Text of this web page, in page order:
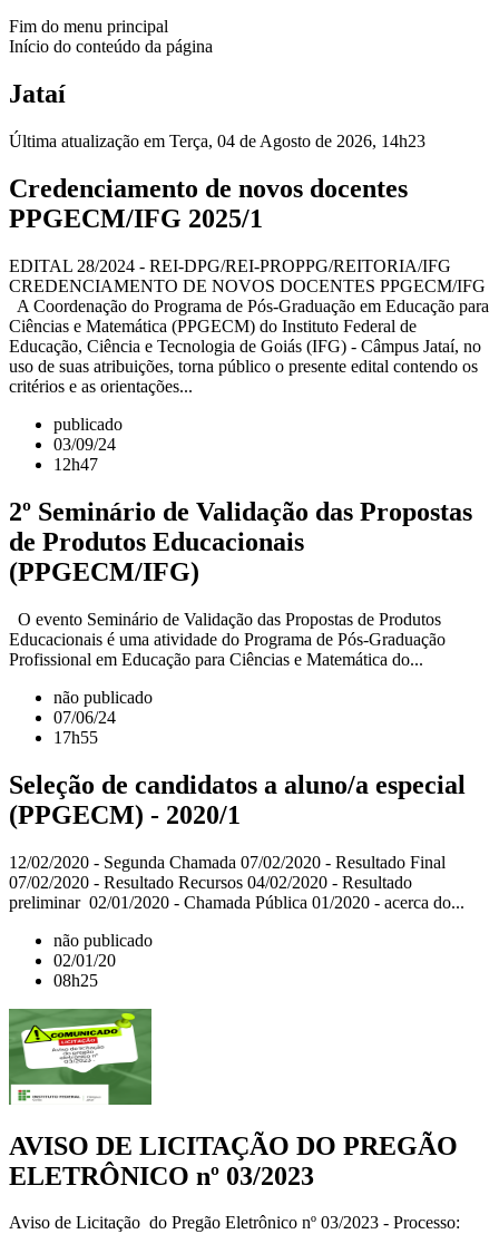
Fim do menu principal
Início do conteúdo da página
Jataí
Última atualização em Terça, 04 de Agosto de 2026, 14h23
Credenciamento de novos docentes
PPGECM/IFG 2025/1
EDITAL 28/2024 - REI-DPG/REI-PROPPG/REITORIA/IFG
CREDENCIAMENTO DE NOVOS DOCENTES PPGECM/IFG
A Coordenação do Programa de Pós-Graduação em Educação para
Ciências e Matemática (PPGECM) do Instituto Federal de
Educação, Ciência e Tecnologia de Goiás (IFG) - Câmpus Jataí, no
uso de suas atribuições, torna público o presente edital contendo os
critérios e as orientações...
publicado
03/09/24
12h47
2º Seminário de Validação das Propostas
de Produtos Educacionais
(PPGECM/IFG)
O evento Seminário de Validação das Propostas de Produtos
Educacionais é uma atividade do Programa de Pós-Graduação
Profissional em Educação para Ciências e Matemática do...
não publicado
07/06/24
17h55
Seleção de candidatos a aluno/a especial
(PPGECM) - 2020/1
12/02/2020 - Segunda Chamada 07/02/2020 - Resultado Final
07/02/2020 - Resultado Recursos 04/02/2020 - Resultado
preliminar 02/01/2020 - Chamada Pública 01/2020 - acerca do...
não publicado
02/01/20
08h25
AVISO DE LICITAÇÃO DO PREGÃO
ELETRÔNICO nº 03/2023
Aviso de Licitação do Pregão Eletrônico nº 03/2023 - Processo: